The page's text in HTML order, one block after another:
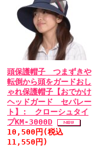
頭保護帽子 つまずきや
転倒から頭をガードおし
ゃれ保護帽子【おでかけ
ヘッドガード セパレー
ト】: クローシュタイ
プKM-3000D
10,500円(税込
11,550円)